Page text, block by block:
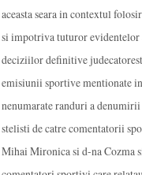
aceasta seara in contextul
si impotriva tuturor evidentelor
deciziilor definitive
emisiunii sportive mentionate in
nenumarate randuri a denumirii
stelisti de catre comentatorii
Mihai Mironica si d-na Cozma